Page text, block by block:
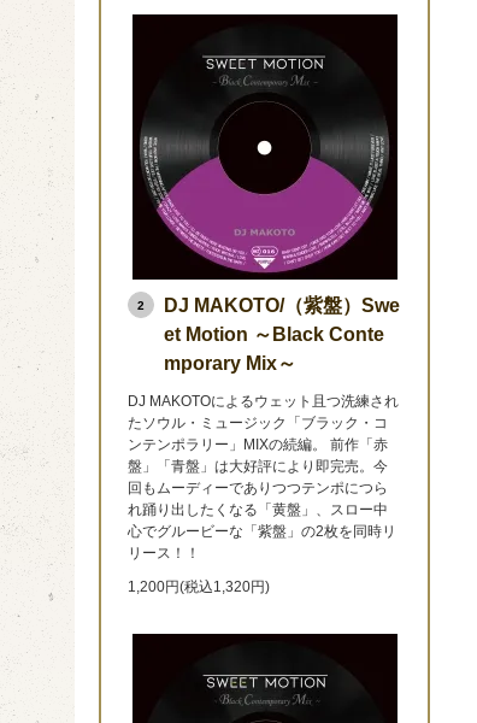
2
DJ MAKOTO/（紫盤）Swe
et Motion ～Black Conte
mporary Mix～
DJ MAKOTOによるウェット且つ洗練され
たソウル・ミュージック「ブラック・コ
ンテンポラリー」MIXの続編。 前作「赤
盤」「青盤」は大好評により即完売。今
回もムーディーでありつつテンポにつら
れ踊り出したくなる「黄盤」、スロー中
心でグルービーな「紫盤」の2枚を同時リ
リース！！
1,200円(税込1,320円)